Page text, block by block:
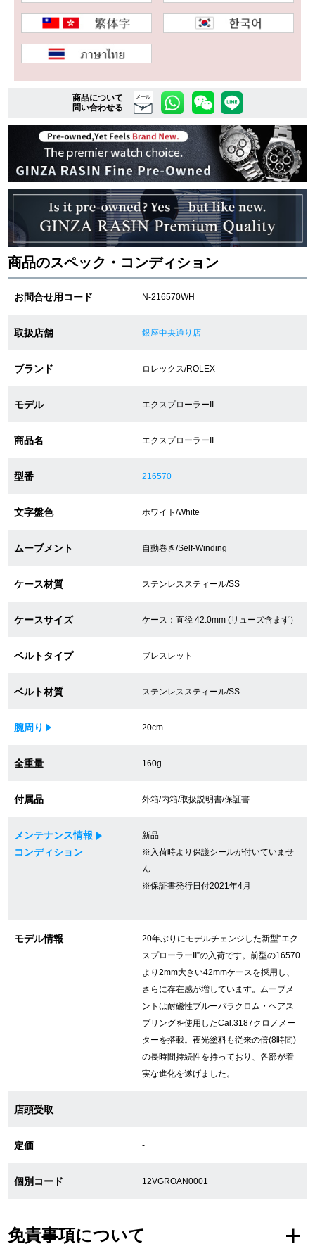
複数条件で商品を絞り込む
詳細検索はこちら
ご利用ガイド
GINZA RASINのプレミアムクオリティについて
送料・お支払方法
ショッピングローンの流れ
よくある質問
腕時計サイズ調整サービス
店舗受け取りサービス
店舗取り寄せサービス
修理・メンテナンスをご希望の方
修理依頼をする
修理・メンテンナンスについて
GINZA RASINについて
GINZA RASINの中古腕時計について
受賞歴
求人情報
銀座中央通り店
商品について
問い合わせる
メール
商品のスペック・コンディション
お問合せ用コード N-216570WH
取扱店舗 銀座中央通り店
ブランド ロレックス/ROLEX
モデル エクスプローラーII
商品名 エクスプローラーII
型番 216570
文字盤色 ホワイト/White
ムーブメント 自動巻き/Self-Winding
ケース材質 ステンレススティール/SS
ケースサイズ ケース：直径 42.0mm (リューズ含まず）
ベルトタイプ ブレスレット
ベルト材質 ステンレススティール/SS
腕周り 20cm
全重量 160g
付属品 外箱/内箱/取扱説明書/保証書
メンテナンス情報
コンディション
新品
※入荷時より保護シールが付いていませ
ん
※保証書発行日付2021年4月
モデル情報
20年ぶりにモデルチェンジした新型“エク
スプローラーII”の入荷です。前型の16570
より2mm大きい42mmケースを採用し、
さらに存在感が増しています。ムーブメ
ントは耐磁性ブルーパラクロム・ヘアス
プリングを使用したCal.3187クロノメー
ターを搭載。夜光塗料も従来の倍(8時間)
の長時間持続性を持っており、各部が着
実な進化を遂げました。
店頭受取 -
定価 -
個別コード 12VGROAN0001
免責事項について